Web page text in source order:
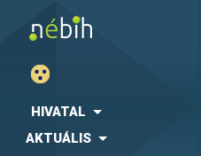
HIVATAL
AKTUÁLIS